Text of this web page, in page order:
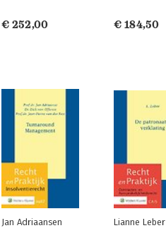
€ 252,00 € 184,50
Jan Adriaansen Lianne Leber